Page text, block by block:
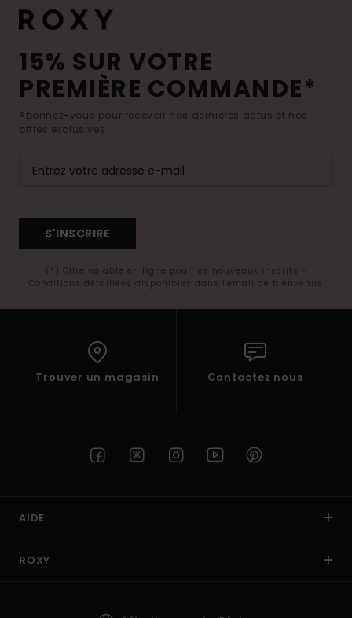
15% SUR VOTRE
PREMIÈRE COMMANDE*
Abonnez-vous pour recevoir nos dernières actus et nos
offres exclusives.
S'INSCRIRE
(*) Offre valable en ligne pour les nouveaux inscrits -
Conditions détaillées disponibles dans l'email de bienvenue
Trouver un magasin Contactez nous
AIDE
ROXY